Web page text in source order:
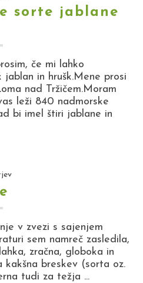
sorte jablane
če mi lahko
in hrušk.Mene prosi
nad Tržičem.Moram
leži 840 nadmorske
bi imel štiri jablane in
v zvezi s sajenjem
sem namreč zasledila,
zračna, globoka in
breskev (sorta oz.
tudi za težja ...